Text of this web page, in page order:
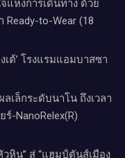
แห่งการเดินทาง ด้วย
to-Wear (18
ต้’ โรงแรม​แอม​บาส​ซา​
เล็กระดับนาโน ถึงเวลา
-NanoRelex(R)
หิน” สู่ “แฮมป์ตันส์เมือง